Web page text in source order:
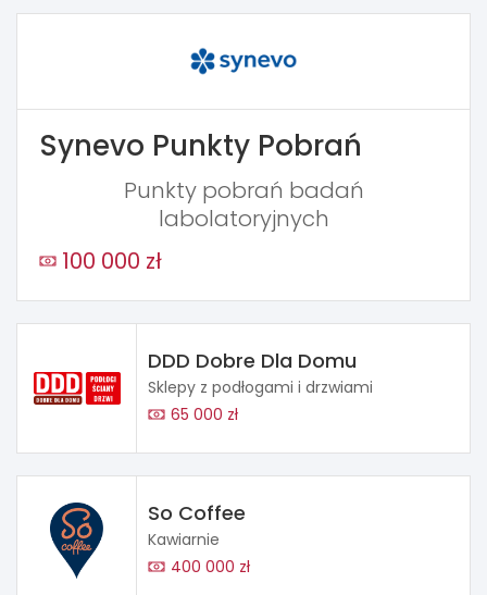
Synevo Punkty Pobrań
Punkty pobrań badań
labolatoryjnych
100 000 zł
DDD Dobre Dla Domu
Sklepy z podłogami i drzwiami
65 000 zł
So Coffee
Kawiarnie
400 000 zł